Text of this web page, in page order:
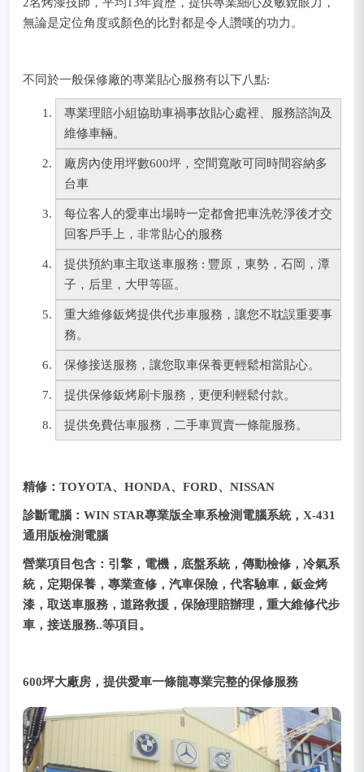
無論是定位角度或顏色的比對都是令人讚嘆的功力。
不同於一般保修廠的專業貼心服務有以下八點:
專業理賠小組協助車禍事故貼心處裡、服務諮詢及
維修車輛。
廠房內使用坪數600坪，空間寬敞可同時間容納多
台車
每位客人的愛車出場時一定都會把車洗乾淨後才交
回客戶手上，非常貼心的服務
提供預約車主取送車服務 : 豐原，東勢，石岡，潭
子，后里，大甲等區。
重大維修鈑烤提供代步車服務，讓您不耽誤重要事
務。
保修接送服務，讓您取車保養更輕鬆相當貼心。
提供保修鈑烤刷卡服務，更便利輕鬆付款。
提供免費估車服務，二手車買賣一條龍服務。
精修： TOYOTA、HONDA、FORD、NISSAN
診斷電腦：WIN STAR專業版全車系檢測電腦系統，X-431
通用版檢測電腦
營業項目包含：引擎，電機，底盤系統，傳動檢修，冷氣系
統，定期保養，專業查修，汽車保險，代客驗車，鈑金烤
漆，取送車服務，道路救援，保險理賠辦理，重大維修代步
車，接送服務..等項目。
600坪大廠房，提供愛車一條龍專業完整的保修服務